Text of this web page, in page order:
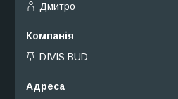
Дмитро
DIVIS BUD